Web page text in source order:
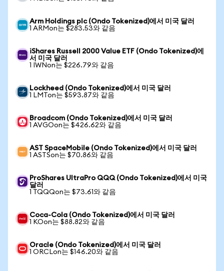
Arm Holdings plc (Ondo Tokenized)에서 미국 달러
1 ARMon는 $283.53와 같음
iShares Russell 2000 Value ETF (Ondo Tokenized)에
서 미국 달러
1 IWNon는 $226.79와 같음
Lockheed (Ondo Tokenized)에서 미국 달러
1 LMTon는 $593.87와 같음
Broadcom (Ondo Tokenized)에서 미국 달러
1 AVGOon는 $426.62와 같음
AST SpaceMobile (Ondo Tokenized)에서 미국 달러
1 ASTSon는 $70.86와 같음
ProShares UltraPro QQQ (Ondo Tokenized)에서 미국
달러
1 TQQQon는 $73.61와 같음
Coca-Cola (Ondo Tokenized)에서 미국 달러
1 KOon는 $88.82와 같음
Oracle (Ondo Tokenized)에서 미국 달러
1 ORCLon는 $146.20와 같음